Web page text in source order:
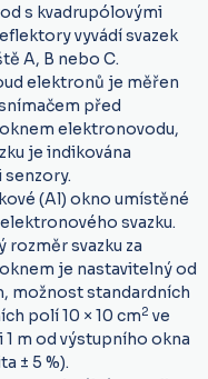
s kvadrupólovými
vyvádí svazek
A, B nebo C.
elektronů je měřen
před
elektronovodu,
je indikována
(Al) okno umístěné
svazku.
rozměr svazku za
je nastavitelný od
možnost standardních
polí 10 × 10 cm2 ve
m od výstupního okna
± 5 %).